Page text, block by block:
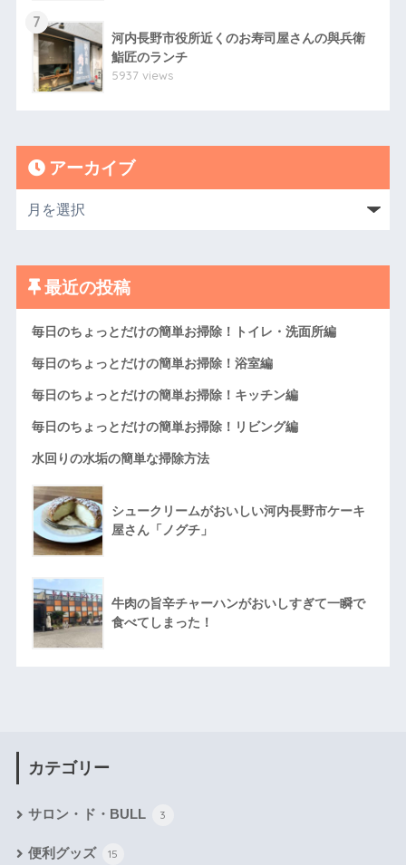
7
河内長野市役所近くのお寿司屋さんの與兵衛
鮨匠のランチ
5937 views
アーカイブ
最近の投稿
毎日のちょっとだけの簡単お掃除！トイレ・洗面所編
毎日のちょっとだけの簡単お掃除！浴室編
毎日のちょっとだけの簡単お掃除！キッチン編
毎日のちょっとだけの簡単お掃除！リビング編
水回りの水垢の簡単な掃除方法
シュークリームがおいしい河内長野市ケーキ
屋さん「ノグチ」
牛肉の旨辛チャーハンがおいしすぎて一瞬で
食べてしまった！
カテゴリー
サロン・ド・BULL 3
便利グッズ 15